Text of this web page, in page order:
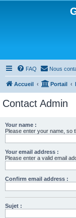
FAQ Nous
Accueil Portail
Contact Admin
Your name :
Please enter your name, so
Your email address :
Please enter a valid email
Confirm email address :
Sujet :